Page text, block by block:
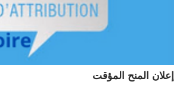
إعلان المنح المؤقت